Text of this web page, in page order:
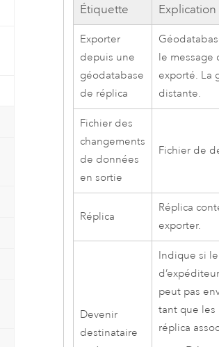
Étiquette Explication
Exporter
depuis une
géodatabase
de réplica
le message
exporté. La
distante.
Fichier des
changements
de données
en sortie
Fichier de
Réplica
Réplica
exporter.
Devenir
destinataire
Indique si
peut pas
tant que les
réplica